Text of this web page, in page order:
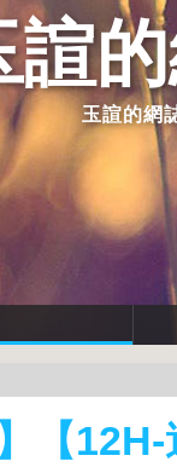
諠
玉諠的網
【